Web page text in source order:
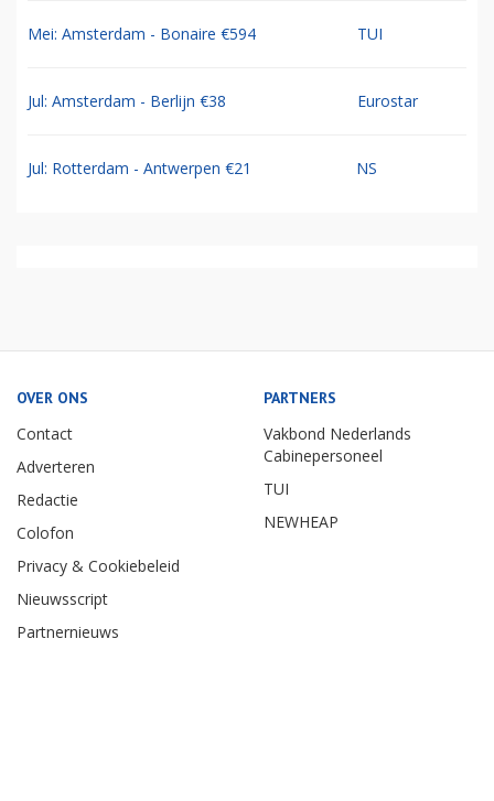
Mei: Amsterdam - Bonaire €594 TUI
Jul: Amsterdam - Berlijn €38 Eurostar
Jul: Rotterdam - Antwerpen €21 NS
OVER ONS
Contact
Adverteren
Redactie
Colofon
Privacy & Cookiebeleid
Nieuwsscript
Partnernieuws
PARTNERS
Vakbond Nederlands
Cabinepersoneel
TUI
NEWHEAP